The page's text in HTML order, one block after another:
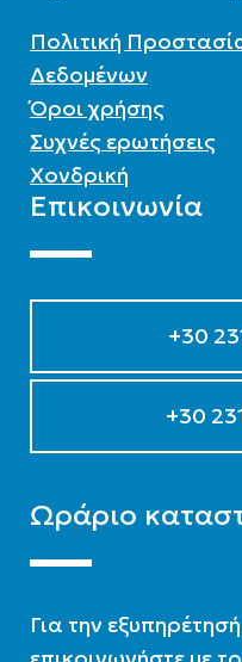
Πολιτική
Δεδομένων
Όροι χρήσης
Συχνές ερωτήσεις
Χονδρική
Επικοινωνία
+30
+30
Ωράριο
Για την